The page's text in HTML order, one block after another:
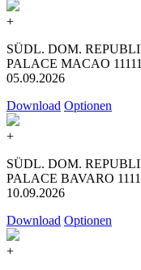
+
SÜDL. DOM.
PALACE MACAO
05.09.2026
Download Optionen
+
SÜDL. DOM.
PALACE BAVARO
10.09.2026
Download Optionen
+